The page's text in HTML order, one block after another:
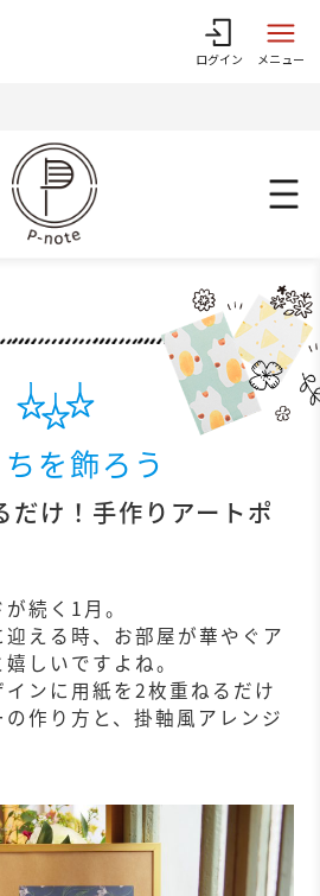
ログイン メニュー
を飾ろう
だけ！手作りアートポ
続く1月。
える時、お部屋が華やぐア
しいですよね。
ンに用紙を2枚重ねるだけ
作り方と、掛軸風アレンジ